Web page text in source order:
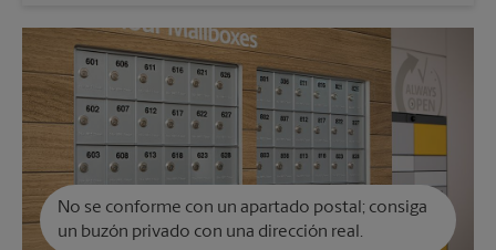
No se conforme con un apartado postal; consiga
un buzón privado con una dirección real.